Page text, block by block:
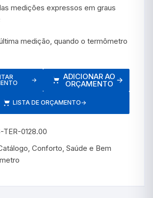
medições expressos em graus
medição, quando o termômetro
→ ADICIONAR AO
ORÇAMENTO →
LISTA DE ORÇAMENTO→
TER-0128.00
,Conforto,Saúde e Bem